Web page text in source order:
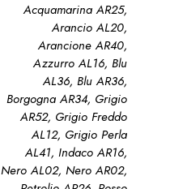
Acquamarina AR25,
Arancio AL20,
Arancione AR40,
Azzurro AL16, Blu
AL36, Blu AR36,
Borgogna AR34, Grigio
AR52, Grigio Freddo
AL12, Grigio Perla
AL41, Indaco AR16,
Nero AL02, Nero AR02,